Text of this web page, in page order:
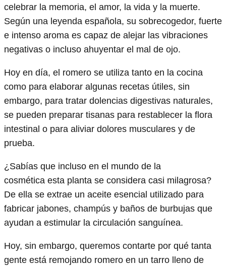
celebrar la memoria, el amor, la vida y la muerte.
Según una leyenda española, su sobrecogedor, fuerte
e intenso aroma es capaz de alejar las vibraciones
negativas o incluso ahuyentar el mal de ojo.
Hoy en día, el romero se utiliza tanto en la cocina
como para elaborar algunas recetas útiles, sin
embargo, para tratar dolencias digestivas naturales,
se pueden preparar tisanas para restablecer la flora
intestinal o para aliviar dolores musculares y de
prueba.
¿Sabías que incluso en el mundo de la
cosmética esta planta se considera casi milagrosa?
De ella se extrae un aceite esencial utilizado para
fabricar jabones, champús y baños de burbujas que
ayudan a estimular la circulación sanguínea.
Hoy, sin embargo, queremos contarte por qué tanta
gente está remojando romero en un tarro lleno de